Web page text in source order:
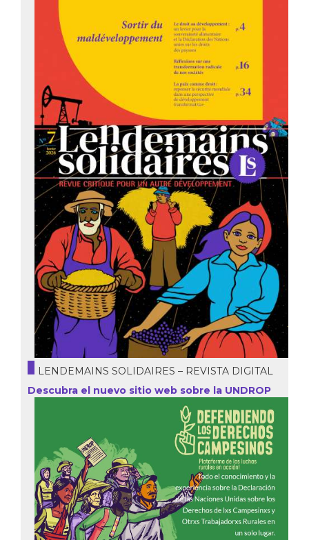
LENDEMAINS SOLIDAIRES – REVISTA DIGITAL
Descubra el nuevo sitio web sobre la UNDROP